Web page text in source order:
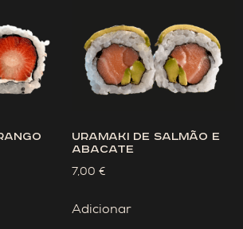
Uramaki de Salmão e
Abacate
7,00 €
Adicionar